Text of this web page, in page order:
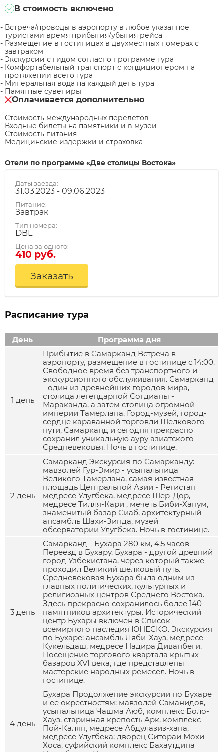
В стоимость включено
Встреча/проводы в аэропорту в любое указанное
туристами время прибытия/убытия рейса
Размещение в гостиницах в двухместных номерах с
завтраком
Экскурсии с гидом согласно программе тура
Комфортабельный транспорт с кондиционером на
протяжении всего тура
Минеральная вода на каждый день тура
Памятные сувениры
Оплачивается дополнительно
Стоимость международных перелетов
Входные билеты на памятники и в музеи
Стоимость питания
Медицинские издержки и страховка
Отели по программе «Две столицы Востока»
Даты заезда:
31.03.2023 - 09.06.2023
Питание:
Завтрак
Тип номера:
DBL
Цена за одного:
410 руб.
Заказать
Расписание тура
День Программа дня
1 день
Прибытие в Самарканд Встреча в
аэропорту, размещение в гостинице с 14:00.
Свободное время без транспортного и
экскурсионного обслуживания. Самарканд
- один из древнейших городов мира,
столица легендарной Согдианы -
Мараканда, а затем столица огромной
империи Тамерлана. Город-музей, город-
сердце караванной торговли Шелкового
пути, Самарканд и сегодня прекрасно
сохранил уникальную ауру азиатского
Средневековья. Ночь в гостинице.
2 день
Самарканд Экскурсия по Самарканду:
мавзолей Гур-Эмир - усыпальница
Великого Тамерлана, самая известная
площадь Центральной Азии - Регистан
медресе Улугбека, медресе Шер-Дор,
медресе Тилля-Кари , мечеть Биби-Ханум,
знаменитый базар Сиаб, архитектурный
ансамбль Шахи-Зинда, музей
обсерватории Улугбека. Ночь в гостинице.
3 день
Самарканд - Бухара 280 км, 4,5 часов
Переезд в Бухару. Бухара - другой древний
город Узбекистана, через который также
проходил Великий шелковый путь.
Средневековая Бухара была одним из
главных политических, культурных и
религиозных центров Среднего Востока.
Здесь прекрасно сохранилось более 140
памятников архитектуры. Исторический
центр Бухары включен в Список
всемирного наследия ЮНЕСКО. Экскурсия
по Бухаре: ансамбль Ляби-Хауз, медресе
Кукельдаш, медресе Надира Диванбеги.
Посещение торгового квартала крытых
базаров XVI века, где представлены
мастерские народных ремесел. Ночь в
гостинице.
4 день
Бухара Продолжение экскурсии по Бухаре
и ее окрестностям: мавзолей Саманидов,
усыпальница Чашма Аюб, комплекс Боло-
Хауз, старинная крепость Арк, комплекс
Пой-Калян, медресе Абдулазиз-хана,
медресе Улугбека; дворец Ситораи Мохи-
Хоса, суфийский комплекс Бахаутдина